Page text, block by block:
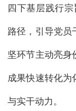
四下基层践行
路径，引导党员
坚环节主动亮身
成果快速转化为
与实干动力。